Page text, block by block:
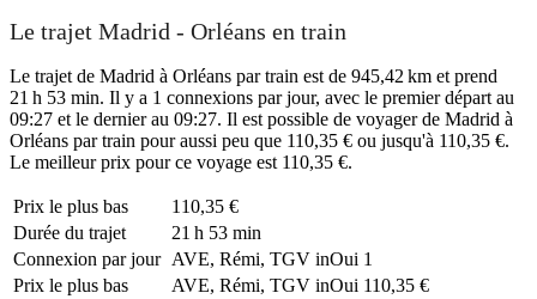
Le trajet Madrid - Orléans en train
Le trajet de Madrid à Orléans par train est de 945,42 km et prend
21 h 53 min. Il y a 1 connexions par jour, avec le premier départ au
09:27 et le dernier au 09:27. Il est possible de voyager de Madrid à
Orléans par train pour aussi peu que 110,35 € ou jusqu'à 110,35 €.
Le meilleur prix pour ce voyage est 110,35 €.
Prix ​​le plus bas
110,35 €
Durée du trajet
21 h 53 min
Connexion par jour AVE, Rémi, TGV inOui 1
Prix ​​le plus bas
AVE, Rémi, TGV inOui 110,35 €